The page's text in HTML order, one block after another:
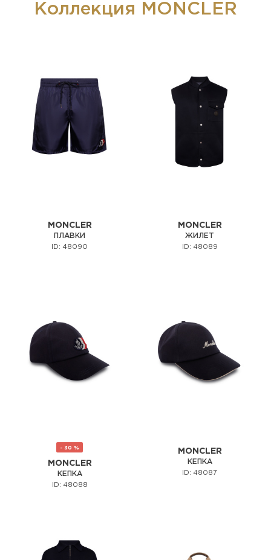
Коллекция MONCLER
MONCLER
ПЛАВКИ
ID: 48090
MONCLER
ЖИЛЕТ
ID: 48089
- 30 %
MONCLER
КЕПКА
ID: 48088
MONCLER
КЕПКА
ID: 48087